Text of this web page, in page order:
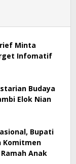
Minta
Infomatif
Budaya
Elok Nian
Bupati
Komitmen
Anak